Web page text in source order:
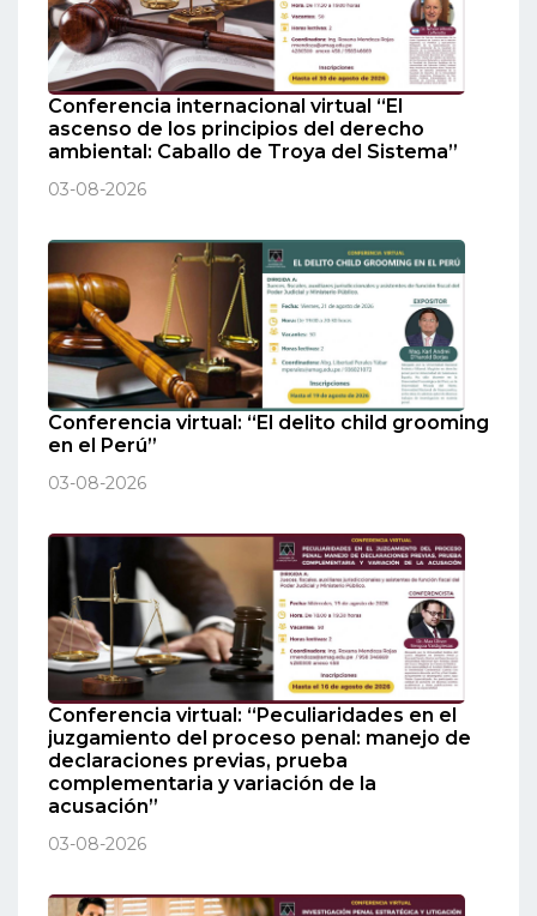
Conferencia internacional virtual “El
ascenso de los principios del derecho
ambiental: Caballo de Troya del Sistema”
03-08-2026
Conferencia virtual: “El delito child grooming
en el Perú”
03-08-2026
Conferencia virtual: “Peculiaridades en el
juzgamiento del proceso penal: manejo de
declaraciones previas, prueba
complementaria y variación de la
acusación”
03-08-2026